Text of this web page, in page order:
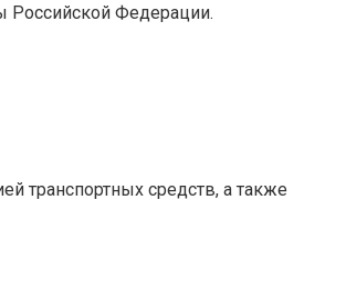
Российской Федерации.
транспортных средств, а также